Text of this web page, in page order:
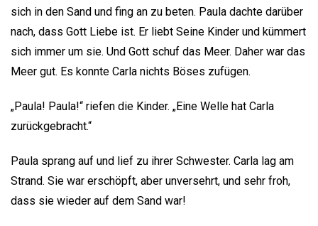
sich in den Sand und fing an zu beten. Paula dachte darüber
nach, dass Gott Liebe ist. Er liebt Seine Kinder und kümmert
sich immer um sie. Und Gott schuf das Meer. Daher war das
Meer gut. Es konnte Carla nichts Böses zufügen.
„Paula! Paula!“ riefen die Kinder. „Eine Welle hat Carla
zurückgebracht.“
Paula sprang auf und lief zu ihrer Schwester. Carla lag am
Strand. Sie war erschöpft, aber unversehrt, und sehr froh,
dass sie wieder auf dem Sand war!